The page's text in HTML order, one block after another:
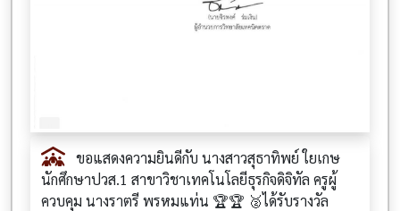
ขอแสดงความยินดีกับ นางสาวสุธาทิพย์ ใยเกษ
นักศึกษาปวส.1 สาขาวิชาเทคโนโลยีธุรกิจดิจิทัล ครูผู้
ควบคุม นางราตรี พรหมแท่น 🏆🏆 🥈ได้รับรางวัล